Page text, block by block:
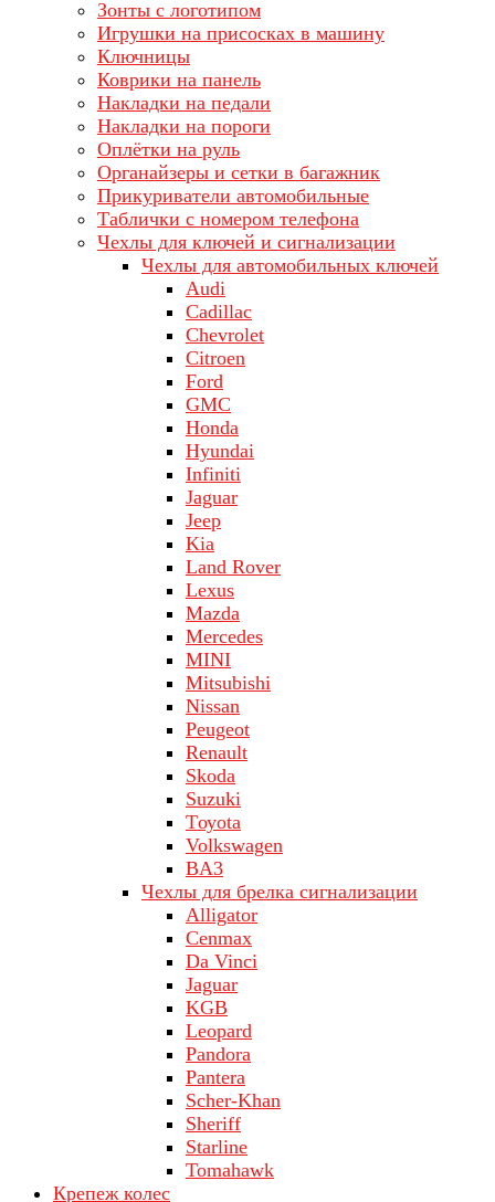
Зонты с логотипом
Игрушки на присосках в машину
Ключницы
Коврики на панель
Накладки на педали
Накладки на пороги
Оплётки на руль
Органайзеры и сетки в багажник
Прикуриватели автомобильные
Таблички с номером телефона
Чехлы для ключей и сигнализации
Чехлы для автомобильных ключей
Audi
Cadillac
Chevrolet
Citroen
Ford
GMC
Honda
Hyundai
Infiniti
Jaguar
Jeep
Kia
Land Rover
Lехus
Mazda
Merсеdеs
MINI
Mitsubishi
Nissan
Peugeot
Renault
Skoda
Suzuki
Tоуоta
Volkswagen
ВA3
Чехлы для брелка сигнализации
Alligator
Cenmax
Da Vinci
Jaguar
KGB
Leopard
Pandora
Pantera
Scher-Khan
Sheriff
Starline
Tomahawk
Крепеж колес